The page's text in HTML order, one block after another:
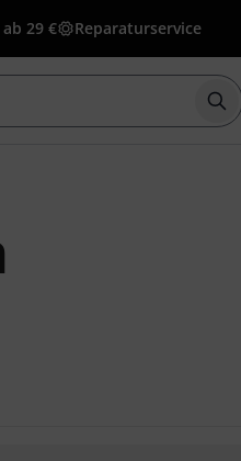
29 € Reparaturservice